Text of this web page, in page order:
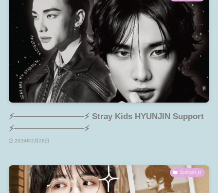
⚡────────────⚡ Stray Kids HYUNJIN Support
⚡────────────⚡
2026年2月26日
2026年3月